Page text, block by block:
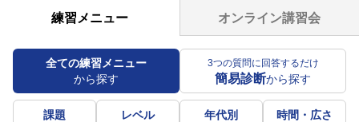
練習メニュー オンライン講習会
全ての練習メニュー
から探す
3つの質問に回答するだけ
簡易診断から探す
課題
レベル
年代別
時間・広さ